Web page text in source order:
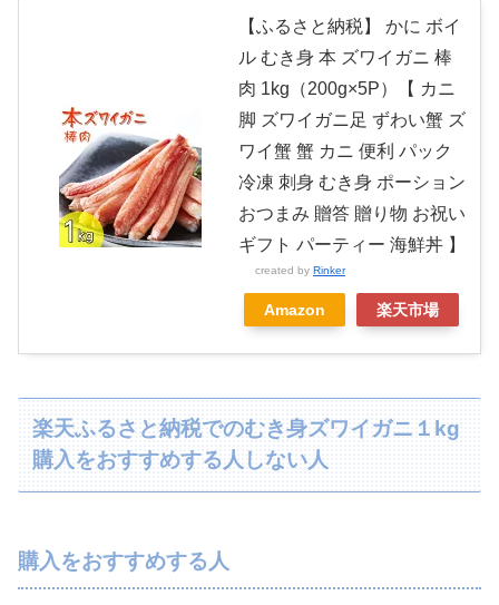
【ふるさと納税】 かに ボイ
ル むき身 本 ズワイガニ 棒
肉 1kg（200g×5P）【 カニ
脚 ズワイガニ足 ずわい蟹 ズ
ワイ蟹 蟹 カニ 便利 パック
冷凍 刺身 むき身 ポーション
おつまみ 贈答 贈り物 お祝い
ギフト パーティー 海鮮丼 】
created by Rinker
Amazon 楽天市場
楽天ふるさと納税でのむき身ズワイガニ１kg
購入をおすすめする人しない人
購入をおすすめする人